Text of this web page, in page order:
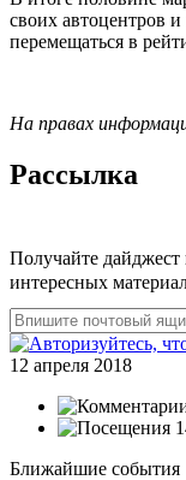
своих автоцентров
перемещаться в
На правах
Рассылка
Получайте
интересных
12 апреля 2018
Ближайшие события